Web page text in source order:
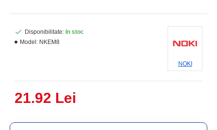
21.92 Lei
Disponibilitate: In stoc
Model: NKEM8
NOKI